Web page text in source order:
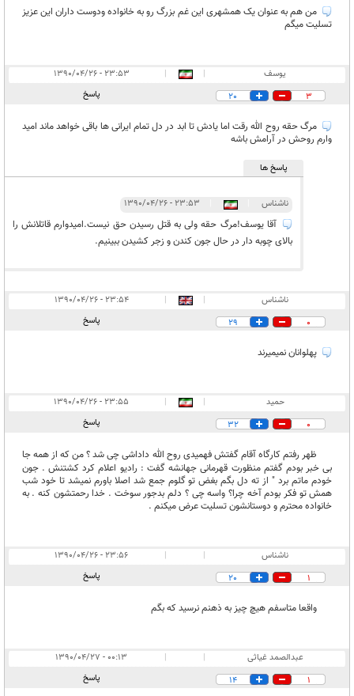
من هم به عنوان یک همشهری این غم بزرگ رو به خانواده ودوست داران این عزیز
تسلیت میگم
یوسف |
|
۲۳:۵۳ - ۱۳۹۰/۰۴/۲۶
3
20 پاسخ
مرگ حقه روح الله رقت اما یادش تا ابد در دل تمام ایرانی ها باقی خواهد ماند امید
وارم روحش در آرامش باشه
پاسخ ها
ناشناس ۲۳:۵۳ - ۱۳۹۰/۰۴/۲۶
آقا یوسف!مرگ حقه ولی به قتل رسیدن حق نیست.امیدوارم قاتلانش را
بالای چوبه دار در حال جون کندن و زجر کشیدن ببینیم.
ناشناس |
|
۲۳:۵۴ - ۱۳۹۰/۰۴/۲۶
0
29 پاسخ
پهلوانان نمیمیرند
حمید |
|
۲۳:۵۵ - ۱۳۹۰/۰۴/۲۶
0
32 پاسخ
ظهر رفتم کارگاه آقام گفتش فهمیدی روح الله داداشی چی شد ؟ من که از همه جا
بی خبر بودم گفتم منظورت قهرمانی جهانشه گفت : رادیو اعلام کرد کشتنش . جون
خودم ماتم برد " از ته دل بگم بغض تو گلوم جمع شد اصلا باورم نمیشد تا خود شب
همش تو فکر بودم آخه چرا؟ واسه چی ؟ دلم بدجور سوخت . خدا رحمتشون کنه . به
خانواده محترم و دوستانشون تسلیت عرض میکنم .
ناشناس |
|
۲۳:۵۶ - ۱۳۹۰/۰۴/۲۶
1
20 پاسخ
واقعا متاسفم هیچ چیز به ذهنم نرسید که بگم
عبدالصمد غیاثی |
|
۰۰:۱۳ - ۱۳۹۰/۰۴/۲۷
1
14 پاسخ